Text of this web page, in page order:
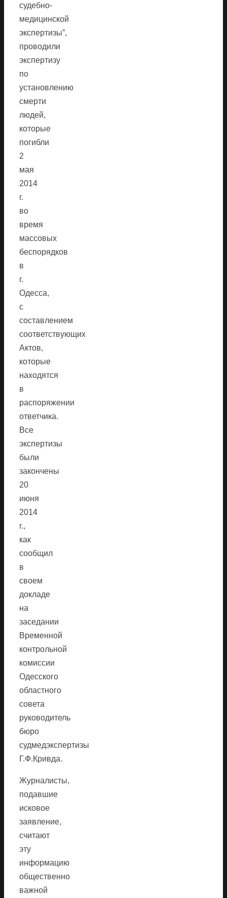
судебно-
медицинской
экспертизы”,
проводили
экспертизу
по
установлению
смерти
людей,
которые
погибли
2
мая
2014
г.
во
время
массовых
беспорядков
в
г.
Одесса,
с
составлением
соответствующих
Актов,
которые
находятся
в
распоряжении
ответчика.
Все
экспертизы
были
закончены
20
июня
2014
г.,
как
сообщил
в
своем
докладе
на
заседании
Временной
контрольной
комиссии
Одесского
областного
совета
руководитель
бюро
судмедэкспертизы
Г.Ф.Кривда.
Журналисты,
подавшие
исковое
заявление,
считают
эту
информацию
общественно
важной